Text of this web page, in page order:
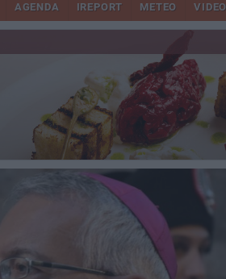
AGENDA IREPORT METEO VIDEO